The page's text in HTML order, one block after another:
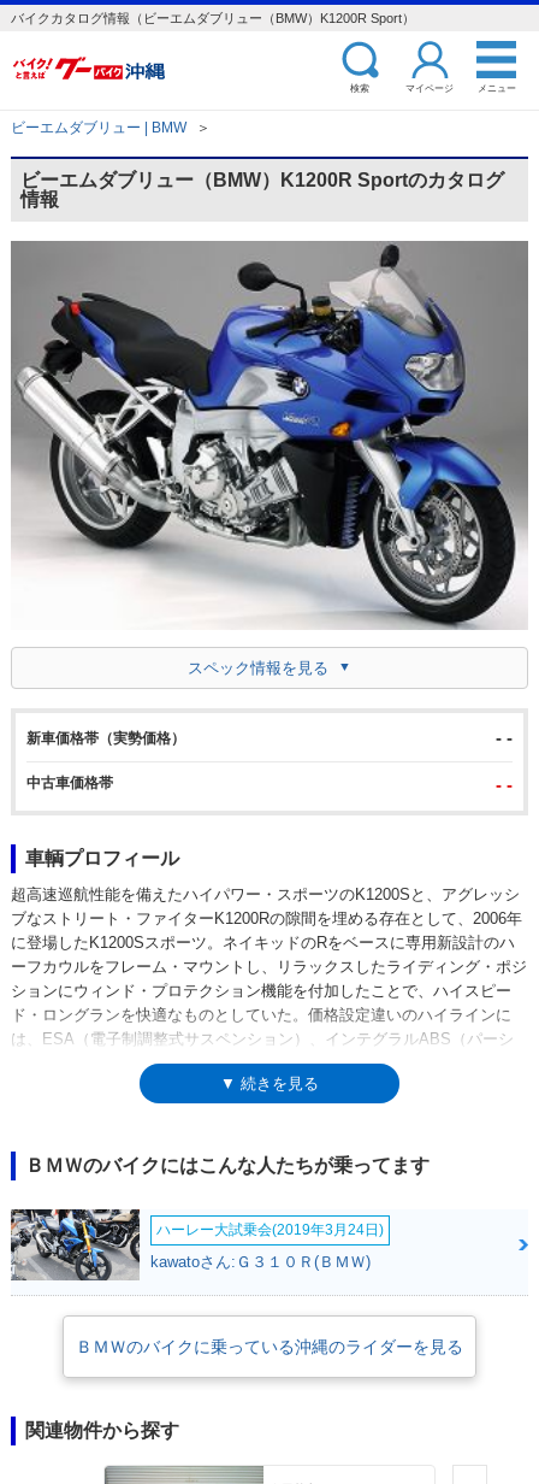
バイクカタログ情報（ビーエムダブリュー（BMW）K1200R Sport）
検索 マイページ メニュー
ビーエムダブリュー | BMW ＞
ビーエムダブリュー（BMW）K1200R Sportのカタログ
情報
スペック情報を見る
新車価格帯（実勢価格） - -
中古車価格帯 - -
車輌プロフィール
超高速巡航性能を備えたハイパワー・スポーツのK1200Sと、アグレッシ
ブなストリート・ファイターK1200Rの隙間を埋める存在として、2006年
に登場したK1200Sスポーツ。ネイキッドのRをベースに専用新設計のハ
ーフカウルをフレーム・マウントし、リラックスしたライディング・ポジ
ションにウィンド・プロテクション機能を付加したことで、ハイスピー
ド・ロングランを快適なものとしていた。価格設定違いのハイラインに
は、ESA（電子制調整式サスペンション）、インテグラルABS（パーシ
ャリータイプ）、グリップヒーターなどのセットオプションが工場装備で
▼ 続きを見る
ＢＭＷのバイクにはこんな人たちが乗ってます
ハーレー大試乗会(2019年3月24日)
kawatoさん:Ｇ３１０Ｒ(ＢＭＷ)
ＢＭＷのバイクに乗っている沖縄のライダーを見る
関連物件から探す